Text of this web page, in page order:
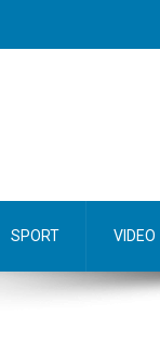
SPORT VIDEO